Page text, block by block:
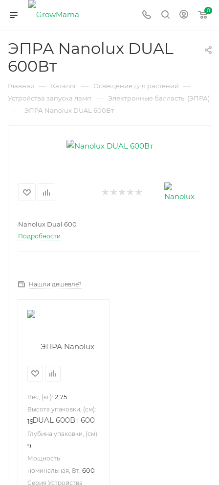
0
ЭПРА Nanolux DUAL
600Вт
Главная — Каталог — Освещение для растений —
Устройства запуска ламп — Электронные балласты (ЭПРА)
— ЭПРА Nanolux DUAL 600Вт
Nanolux Dual 600
Подробности
Нашли дешевле?
Вес, (кг): 2.75
Высота упаковки, (см):
19
Глубина упаковки, (см):
9
Мощность
номинальная, Вт: 600
Серия Устройства